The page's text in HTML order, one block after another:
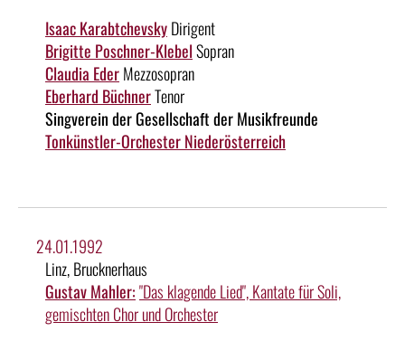
Isaac KarabtchevskyDirigent
Brigitte Poschner-KlebelSopran
Claudia EderMezzosopran
Eberhard BüchnerTenor
Singverein der Gesellschaft der Musikfreunde
Tonkünstler-Orchester Niederösterreich
24.01.1992
Linz, Brucknerhaus
Gustav Mahler:"Das klagende Lied", Kantate für Soli,
gemischten Chor und Orchester